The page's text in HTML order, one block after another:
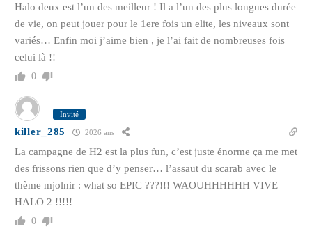
Halo deux est l’un des meilleur ! Il a l’un des plus longues durée
de vie, on peut jouer pour le 1ere fois un elite, les niveaux sont
variés… Enfin moi j’aime bien , je l’ai fait de nombreuses fois
celui là !!
0
Invité
killer_285 2026 ans
La campagne de H2 est la plus fun, c’est juste énorme ça me met
des frissons rien que d’y penser… l’assaut du scarab avec le
thème mjolnir : what so EPIC ???!!! WAOUHHHHHH VIVE
HALO 2 !!!!!
0